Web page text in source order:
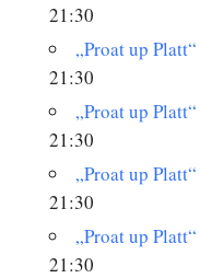
21:30
„Proat up Platt“
21:30
„Proat up Platt“
21:30
„Proat up Platt“
21:30
„Proat up Platt“
21:30